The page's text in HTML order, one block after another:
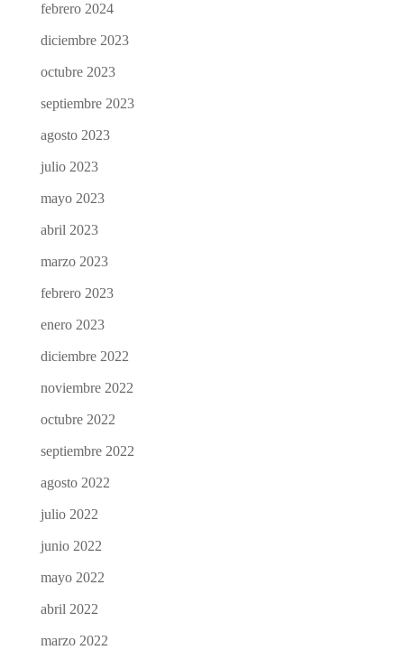
febrero 2024
diciembre 2023
octubre 2023
septiembre 2023
agosto 2023
julio 2023
mayo 2023
abril 2023
marzo 2023
febrero 2023
enero 2023
diciembre 2022
noviembre 2022
octubre 2022
septiembre 2022
agosto 2022
julio 2022
junio 2022
mayo 2022
abril 2022
marzo 2022